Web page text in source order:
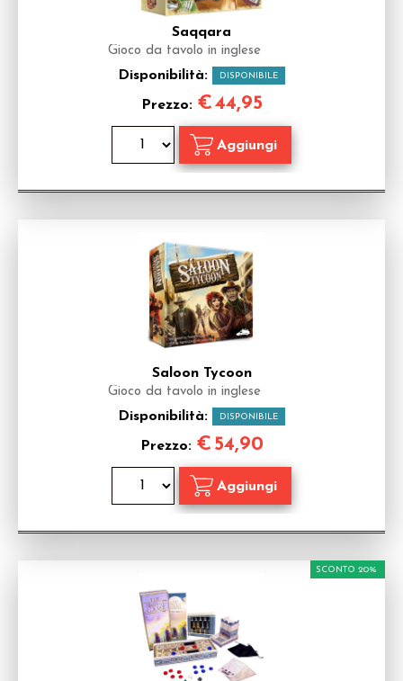
Saqqara
Gioco da tavolo in inglese
Disponibilità: DISPONIBILE
Prezzo: €44,95
Saloon Tycoon
Gioco da tavolo in inglese
Disponibilità: DISPONIBILE
Prezzo: € 54,90
SCONTO 20%